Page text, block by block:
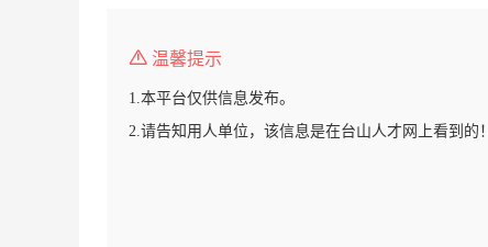
温馨提示
1.本平台仅供信息发布。
2.请告知用人单位，该信息是在台山人才网上看到的！